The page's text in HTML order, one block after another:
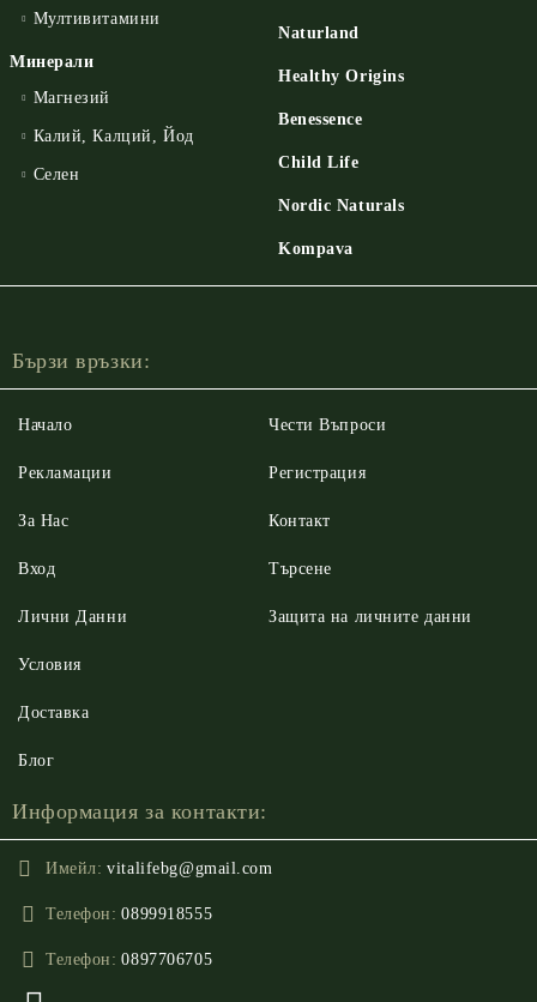
Мултивитамини
Минерали
Магнезий
Калий, Калций, Йод
Селен
Naturland
Healthy Origins
Benessence
Child Life
Nordic Naturals
Kompava
Бързи връзки:
Начало
Рекламации
За Нас
Вход
Чести Въпроси
Регистрация
Контакт
Търсене
Лични Данни
Условия
Доставка
Блог
Защита на личните данни
Информация за контакти:
Имейл: vitalifebg@gmail.com
Телефон: 0899918555
Телефон: 0897706705